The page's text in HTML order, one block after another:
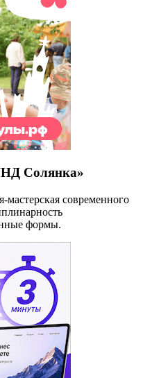
Солянка»
современного
формы.